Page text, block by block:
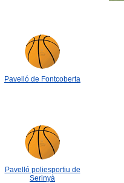
Pavelló de Fontcoberta
Pavelló poliesportiu de
Serinyà